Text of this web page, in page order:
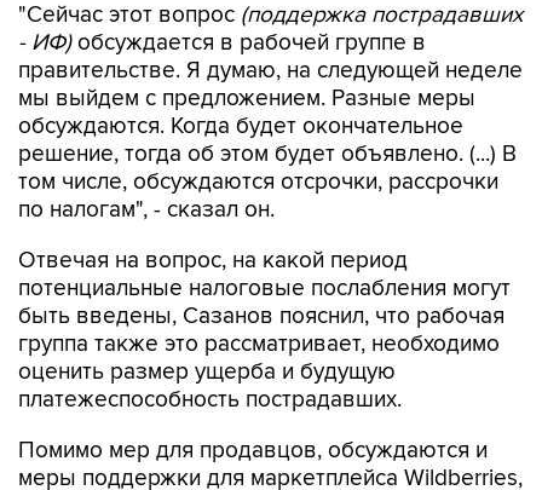
"Сейчас этот вопрос (поддержка пострадавших
- ИФ)обсуждается в рабочей группе в
правительстве. Я думаю, на следующей неделе
мы выйдем с предложением. Разные меры
обсуждаются. Когда будет окончательное
решение, тогда об этом будет объявлено. (...) В
том числе, обсуждаются отсрочки, рассрочки
по налогам", - сказал он.
Отвечая на вопрос, на какой период
потенциальные налоговые послабления могут
быть введены, Сазанов пояснил, что рабочая
группа также это рассматривает, необходимо
оценить размер ущерба и будущую
платежеспособность пострадавших.
Помимо мер для продавцов, обсуждаются и
меры поддержки для маркетплейса Wildberries,